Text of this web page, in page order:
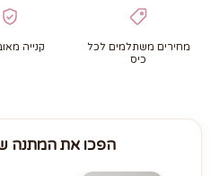
מחירים משתלמים לכל
כיס
קנייה
הפכו את המתנה